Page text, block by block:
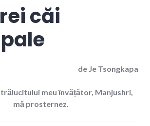
căi
de Je Tsongkapa
meu învățător, Manjushri,
mă prosternez.